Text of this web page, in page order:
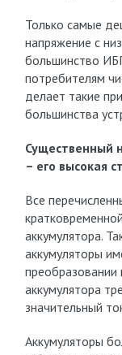
Только самые
напряжение с
большинство
потребителям
делает такие
большинства
Существенный
– его высокая
Все
аккумулятора.
аккумуляторы
аккумулятора
значительный
Аккумуляторы